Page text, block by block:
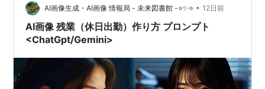
とで 次回釣り場調査は8月1日 沼津でチョロっと釣りやっ
てきます。 ランキング参加中釣り ランキング参加…
AI画像生成・AI画像 情報局 - 未来図書館 -⭐✨⭐ • 12日前
AI画像 残業（休日出勤）作り方 プロンプト
<ChatGpt/Gemini>